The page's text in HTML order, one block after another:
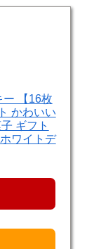
ー 【16枚
かわいい
ギフト
ワイトデ